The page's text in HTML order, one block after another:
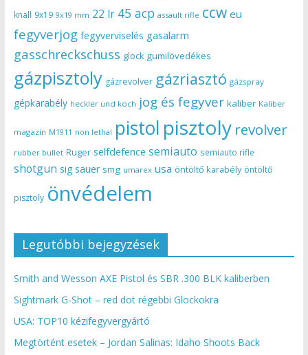
knall 9x19 9x19 mm 22 lr 45 acp assault rifle ccw eu
fegyverjog fegyverviselés gasalarm
gasschreckschuss glock gumilövedékes
gázpisztoly gázrevolver gázriasztó gázspray
gépkarabély heckler und koch jog és fegyver kaliber Kaliber
magazin M1911 non lethal pistol pisztoly revolver
rubber bullet Ruger selfdefence semiauto semiauto rifle
shotgun sig sauer smg umarex usa öntöltő karabély öntöltő
pisztoly önvédelem
Legutóbbi bejegyzések
Smith and Wesson AXE Pistol és SBR .300 BLK kaliberben
Sightmark G-Shot – red dot régebbi Glockokra
USA: TOP10 kézifegyvergyártó
Megtörtént esetek – Jordan Salinas: Idaho Shoots Back